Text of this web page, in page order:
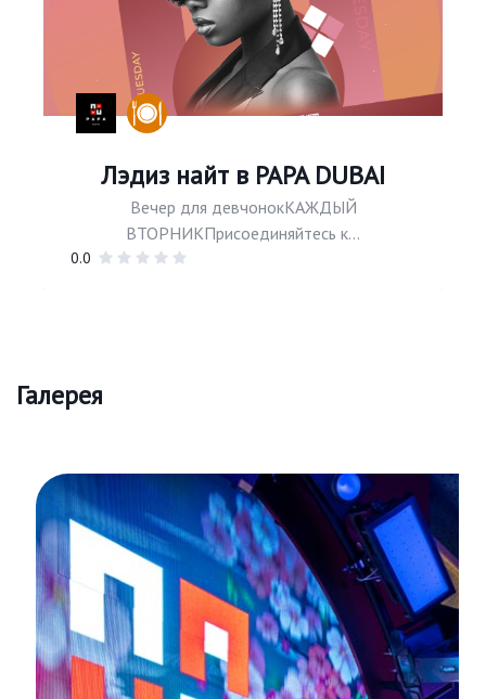
Лэдиз найт в PAPA DUBAI
Вечер для девчонокКАЖДЫЙ
ВТОРНИКПрисоединяйтесь к...
0.0
Галерея